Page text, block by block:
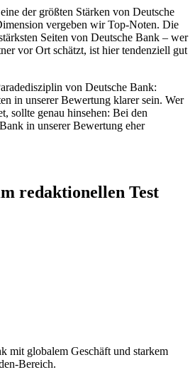
der größten Stärken von Deutsche
vergeben wir Top-Noten. Die
Seiten von Deutsche Bank – wer
vor Ort schätzt, ist hier tendenziell gut
von Deutsche Bank:
in unserer Bewertung klarer sein. Wer
sollte genau hinsehen: Bei den
in unserer Bewertung eher
redaktionellen Test
mit globalem Geschäft und starkem
Bereich.